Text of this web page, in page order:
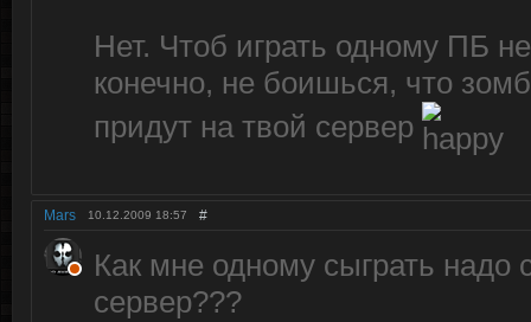
Нет. Чтоб играть одному ПБ
конечно, не боишься, что
придут на твой сервер
Mars 10.12.2009 18:57 #
Как мне одному сыграть надо
сервер???